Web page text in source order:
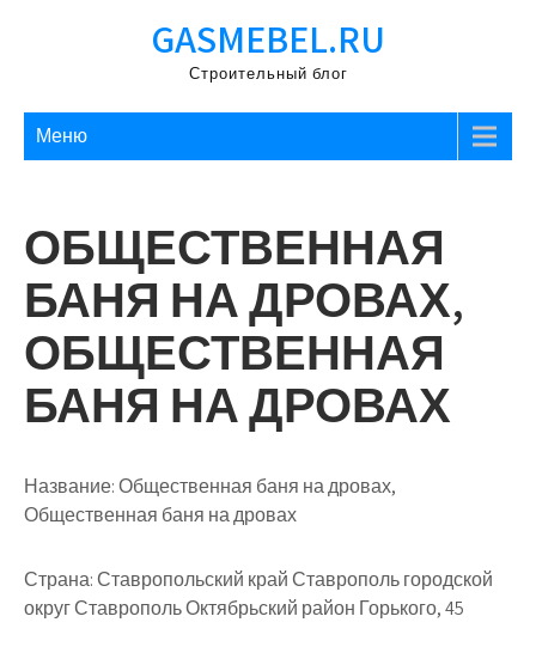
GASMEBEL.RU
Строительный блог
Меню
ОБЩЕСТВЕННАЯ
БАНЯ НА ДРОВАХ,
ОБЩЕСТВЕННАЯ
БАНЯ НА ДРОВАХ
Название:Общественная баня на дровах,
Общественная баня на дровах
Страна:Ставропольский край Ставрополь городской
округ Ставрополь Октябрьский район Горького, 45